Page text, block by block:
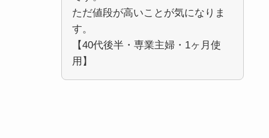
ただ値段が高いことが気になりま
す。
【40代後半・専業主婦・1ヶ月使
用】